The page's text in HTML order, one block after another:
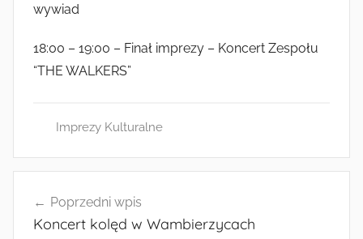
wywiad
18:00 – 19:00 – Finał imprezy – Koncert Zespołu
“THE WALKERS”
Imprezy Kulturalne
wpisuPoprzedni wpis
Koncert kolęd w Wambierzycach